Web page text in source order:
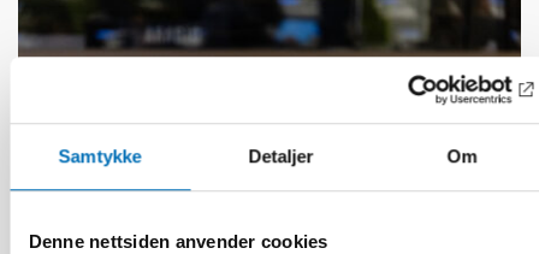
Samtykke Detaljer Om
Denne nettsiden anvender cookies